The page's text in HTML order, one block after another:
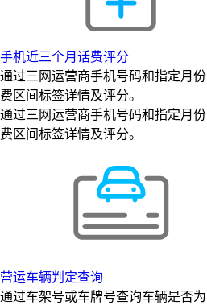
手机近三个月话费评分
通过三网运营商手机号码和指定月
费区间标签详情及评分。
通过三网运营商手机号码和指定月
费区间标签详情及评分。
营运车辆判定查询
通过车架号或车牌号查询车辆是否